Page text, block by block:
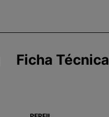
Ficha Técnica